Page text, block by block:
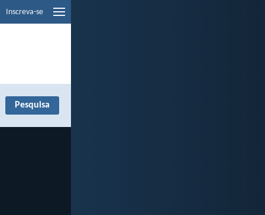
Inscreva-se